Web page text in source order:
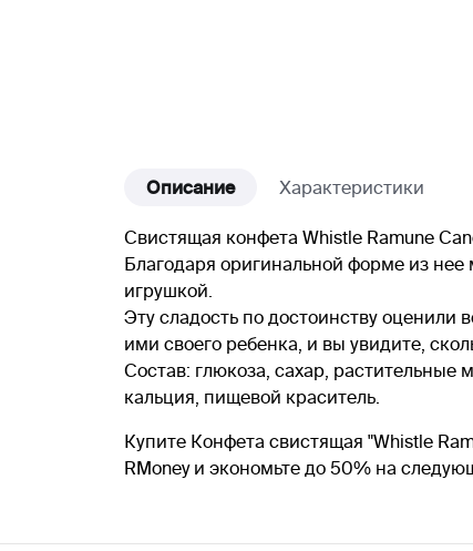
Описание Характеристики
Свистящая конфета Whistle Ramune
Благодаря оригинальной форме из нее
игрушкой.
Эту сладость по достоинству оценили
ими своего ребенка, и вы увидите,
Состав: глюкоза, сахар, растительные
кальция, пищевой краситель.
Купите Конфета свистящая "Whistle
RMoney и экономьте до 50% на